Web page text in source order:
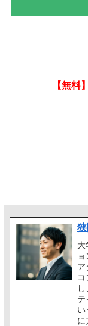
【無料
大
ア
テ
い
に